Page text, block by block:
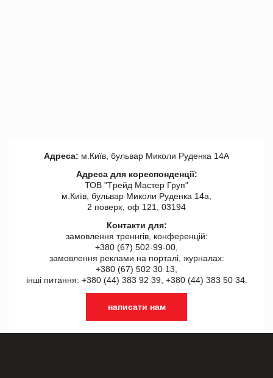
Адреса: м.Київ, бульвар Миколи Руденка 14А
Адреса для кореспонденції:
ТОВ "Tрейд Мастер Груп"
м.Київ, бульвар Миколи Руденка 14а,
2 поверх, оф 121, 03194
Контакти для:
замовлення треннгів, конференцій:
+380 (67) 502-99-00,
замовлення реклами на порталі, журналах:
+380 (67) 502 30 13,
інші питання: +380 (44) 383 92 39, +380 (44) 383 50 34.
написати нам